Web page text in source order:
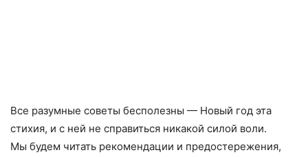
Все разумные советы бесполезны — Новый год эта
стихия, и с ней не справиться никакой силой воли.
Мы будем читать рекомендации и предостережения,